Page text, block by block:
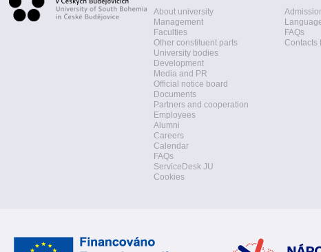
About university
Management
Faculties
Other constituent parts
University bodies
Development
Media and PR
Official notice board
Documents
Partners and cooperation
Employees
Alumni
Careers
Calendar
FAQs
ServiceDesk JU
Cookies
FAQs
Contacts